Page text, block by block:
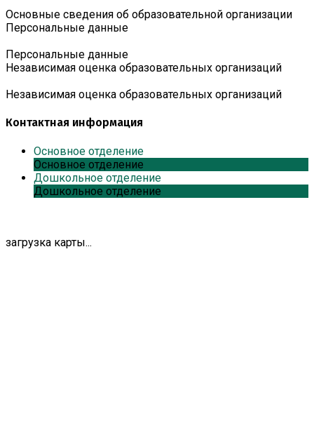
Основные сведения об образовательной организации
Персональные данные
Персональные данные
Независимая оценка образовательных организаций
Независимая оценка образовательных организаций
Контактная информация
Основное отделение
Основное отделение
Дошкольное отделение
Дошкольное отделение
загрузка карты...